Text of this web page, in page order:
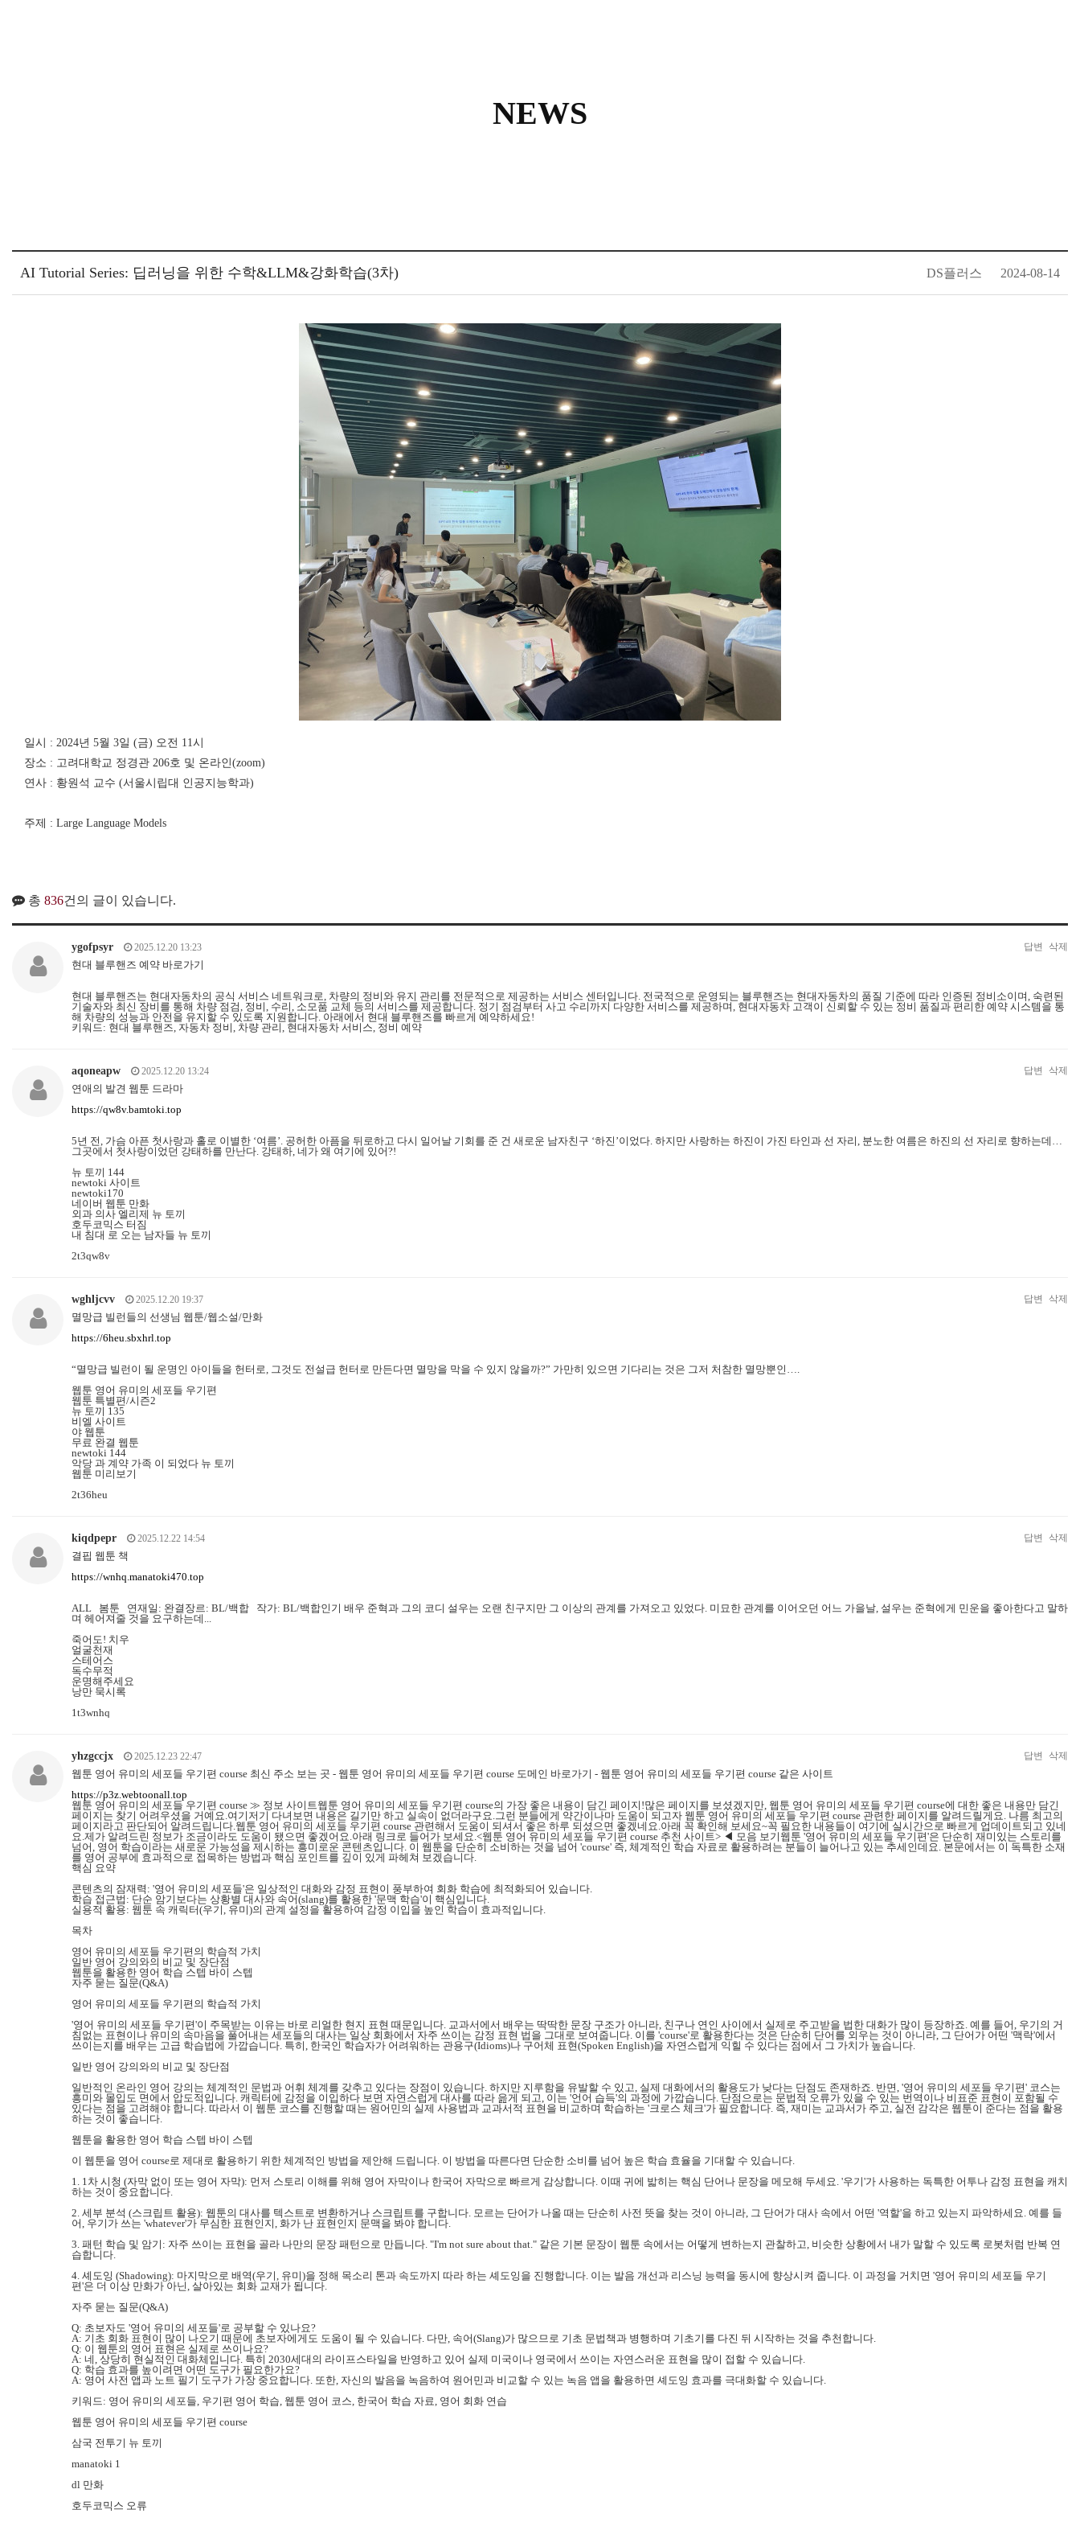
NEWS
AI Tutorial Series: 딥러닝을 위한 수학&LLM&강화학습(3차) DS플러스 2024-08-14
일시 : 2024년 5월 3일 (금) 오전 11시
장소 : 고려대학교 정경관 206호 및 온라인(zoom)
연사 : 황원석 교수 (서울시립대 인공지능학과)
주제 : Large Language Models
총 836건의 글이 있습니다.
ygofpsyr 2025.12.20 13:23 답변 삭제
현대 블루핸즈 예약 바로가기
현대 블루핸즈는 현대자동차의 공식 서비스 네트워크로, 차량의 정비와 유지 관리를 전문적으로 제공하는 서비스 센터입니다. 전국적으로 운영되는 블루핸즈는 현대자동차의 품질 기준에 따라 인증된 정비소이며, 숙련된
기술자와 최신 장비를 통해 차량 점검, 정비, 수리, 소모품 교체 등의 서비스를 제공합니다. 정기 점검부터 사고 수리까지 다양한 서비스를 제공하며, 현대자동차 고객이 신뢰할 수 있는 정비 품질과 편리한 예약 시스템을 통
해 차량의 성능과 안전을 유지할 수 있도록 지원합니다. 아래에서 현대 블루핸즈를 빠르게 예약하세요!
키워드: 현대 블루핸즈, 자동차 정비, 차량 관리, 현대자동차 서비스, 정비 예약
aqoneapw 2025.12.20 13:24 답변 삭제
연애의 발견 웹툰 드라마
https://qw8v.bamtoki.top
5년 전, 가슴 아픈 첫사랑과 홀로 이별한 ‘여름’. 공허한 아픔을 뒤로하고 다시 일어날 기회를 준 건 새로운 남자친구 ‘하진’이었다. 하지만 사랑하는 하진이 가진 타인과 선 자리, 분노한 여름은 하진의 선 자리로 향하는데…
그곳에서 첫사랑이었던 강태하를 만난다. 강태하, 네가 왜 여기에 있어?!
뉴 토끼 144
newtoki 사이트
newtoki170
네이버 웹툰 만화
외과 의사 엘리제 뉴 토끼
호두코믹스 터짐
내 침대 로 오는 남자들 뉴 토끼
2t3qw8v
wghljcvv 2025.12.20 19:37 답변 삭제
멸망급 빌런들의 선생님 웹툰/웹소설/만화
https://6heu.sbxhrl.top
“멸망급 빌런이 될 운명인 아이들을 헌터로, 그것도 전설급 헌터로 만든다면 멸망을 막을 수 있지 않을까?” 가만히 있으면 기다리는 것은 그저 처참한 멸망뿐인….
웹툰 영어 유미의 세포들 우기편
웹툰 특별편/시즌2
뉴 토끼 135
비엘 사이트
야 웹툰
무료 완결 웹툰
newtoki 144
악당 과 계약 가족 이 되었다 뉴 토끼
웹툰 미리보기
2t36heu
kiqdpepr 2025.12.22 14:54 답변 삭제
결핍 웹툰 책
https://wnhq.manatoki470.top
ALL 봄툰 연재일: 완결장르: BL/백합 작가: BL/백합인기 배우 준혁과 그의 코디 설우는 오랜 친구지만 그 이상의 관계를 가져오고 있었다. 미묘한 관계를 이어오던 어느 가을날, 설우는 준혁에게 민운을 좋아한다고 말하
며 헤어져줄 것을 요구하는데...
죽어도! 치우
얼굴천재
스테어스
독수무적
운명해주세요
낭만 묵시록
1t3wnhq
yhzgccjx 2025.12.23 22:47 답변 삭제
웹툰 영어 유미의 세포들 우기편 course 최신 주소 보는 곳 - 웹툰 영어 유미의 세포들 우기편 course 도메인 바로가기 - 웹툰 영어 유미의 세포들 우기편 course 같은 사이트
https://p3z.webtoonall.top
웹툰 영어 유미의 세포들 우기편 course ≫ 정보 사이트웹툰 영어 유미의 세포들 우기편 course의 가장 좋은 내용이 담긴 페이지!많은 페이지를 보셨겠지만, 웹툰 영어 유미의 세포들 우기편 course에 대한 좋은 내용만 담긴
페이지는 찾기 어려우셨을 거예요.여기저기 다녀보면 내용은 길기만 하고 실속이 없더라구요.그런 분들에게 약간이나마 도움이 되고자 웹툰 영어 유미의 세포들 우기편 course 관련한 페이지를 알려드릴게요. 나름 최고의
페이지라고 판단되어 알려드립니다.웹툰 영어 유미의 세포들 우기편 course 관련해서 도움이 되셔서 좋은 하루 되셨으면 좋겠네요.아래 꼭 확인해 보세요~꼭 필요한 내용들이 여기에 실시간으로 빠르게 업데이트되고 있네
요.제가 알려드린 정보가 조금이라도 도움이 됐으면 좋겠어요.아래 링크로 들어가 보세요.<웹툰 영어 유미의 세포들 우기편 course 추천 사이트> ◀ 모음 보기웹툰 '영어 유미의 세포들 우기편'은 단순히 재미있는 스토리를
넘어, 영어 학습이라는 새로운 가능성을 제시하는 흥미로운 콘텐츠입니다. 이 웹툰을 단순히 소비하는 것을 넘어 'course' 즉, 체계적인 학습 자료로 활용하려는 분들이 늘어나고 있는 추세인데요. 본문에서는 이 독특한 소재
를 영어 공부에 효과적으로 접목하는 방법과 핵심 포인트를 깊이 있게 파헤쳐 보겠습니다.
핵심 요약
콘텐츠의 잠재력: '영어 유미의 세포들'은 일상적인 대화와 감정 표현이 풍부하여 회화 학습에 최적화되어 있습니다.
학습 접근법: 단순 암기보다는 상황별 대사와 속어(slang)를 활용한 '문맥 학습'이 핵심입니다.
실용적 활용: 웹툰 속 캐릭터(우기, 유미)의 관계 설정을 활용하여 감정 이입을 높인 학습이 효과적입니다.
목차
영어 유미의 세포들 우기편의 학습적 가치
일반 영어 강의와의 비교 및 장단점
웹툰을 활용한 영어 학습 스텝 바이 스텝
자주 묻는 질문(Q&A)
영어 유미의 세포들 우기편의 학습적 가치
'영어 유미의 세포들 우기편'이 주목받는 이유는 바로 리얼한 현지 표현 때문입니다. 교과서에서 배우는 딱딱한 문장 구조가 아니라, 친구나 연인 사이에서 실제로 주고받을 법한 대화가 많이 등장하죠. 예를 들어, 우기의 거
침없는 표현이나 유미의 속마음을 풀어내는 세포들의 대사는 일상 회화에서 자주 쓰이는 감정 표현 법을 그대로 보여줍니다. 이를 'course'로 활용한다는 것은 단순히 단어를 외우는 것이 아니라, 그 단어가 어떤 '맥락'에서
쓰이는지를 배우는 고급 학습법에 가깝습니다. 특히, 한국인 학습자가 어려워하는 관용구(Idioms)나 구어체 표현(Spoken English)을 자연스럽게 익힐 수 있다는 점에서 그 가치가 높습니다.
일반 영어 강의와의 비교 및 장단점
일반적인 온라인 영어 강의는 체계적인 문법과 어휘 체계를 갖추고 있다는 장점이 있습니다. 하지만 지루함을 유발할 수 있고, 실제 대화에서의 활용도가 낮다는 단점도 존재하죠. 반면, '영어 유미의 세포들 우기편' 코스는
흥미와 몰입도 면에서 압도적입니다. 캐릭터에 감정을 이입하다 보면 자연스럽게 대사를 따라 읊게 되고, 이는 '언어 습득'의 과정에 가깝습니다. 단점으로는 문법적 오류가 있을 수 있는 번역이나 비표준 표현이 포함될 수
있다는 점을 고려해야 합니다. 따라서 이 웹툰 코스를 진행할 때는 원어민의 실제 사용법과 교과서적 표현을 비교하며 학습하는 '크로스 체크'가 필요합니다. 즉, 재미는 교과서가 주고, 실전 감각은 웹툰이 준다는 점을 활용
하는 것이 좋습니다.
웹툰을 활용한 영어 학습 스텝 바이 스텝
이 웹툰을 영어 course로 제대로 활용하기 위한 체계적인 방법을 제안해 드립니다. 이 방법을 따른다면 단순한 소비를 넘어 높은 학습 효율을 기대할 수 있습니다.
1. 1차 시청 (자막 없이 또는 영어 자막): 먼저 스토리 이해를 위해 영어 자막이나 한국어 자막으로 빠르게 감상합니다. 이때 귀에 밟히는 핵심 단어나 문장을 메모해 두세요. '우기'가 사용하는 독특한 어투나 감정 표현을 캐치
하는 것이 중요합니다.
2. 세부 분석 (스크립트 활용): 웹툰의 대사를 텍스트로 변환하거나 스크립트를 구합니다. 모르는 단어가 나올 때는 단순히 사전 뜻을 찾는 것이 아니라, 그 단어가 대사 속에서 어떤 '역할'을 하고 있는지 파악하세요. 예를 들
어, 우기가 쓰는 'whatever'가 무심한 표현인지, 화가 난 표현인지 문맥을 봐야 합니다.
3. 패턴 학습 및 암기: 자주 쓰이는 표현을 골라 나만의 문장 패턴으로 만듭니다. "I'm not sure about that." 같은 기본 문장이 웹툰 속에서는 어떻게 변하는지 관찰하고, 비슷한 상황에서 내가 말할 수 있도록 로봇처럼 반복 연
습합니다.
4. 셰도잉 (Shadowing): 마지막으로 배역(우기, 유미)을 정해 목소리 톤과 속도까지 따라 하는 셰도잉을 진행합니다. 이는 발음 개선과 리스닝 능력을 동시에 향상시켜 줍니다. 이 과정을 거치면 '영어 유미의 세포들 우기
편'은 더 이상 만화가 아닌, 살아있는 회화 교재가 됩니다.
자주 묻는 질문(Q&A)
Q: 초보자도 '영어 유미의 세포들'로 공부할 수 있나요?
A: 기초 회화 표현이 많이 나오기 때문에 초보자에게도 도움이 될 수 있습니다. 다만, 속어(Slang)가 많으므로 기초 문법책과 병행하며 기초기를 다진 뒤 시작하는 것을 추천합니다.
Q: 이 웹툰의 영어 표현은 실제로 쓰이나요?
A: 네, 상당히 현실적인 대화체입니다. 특히 2030세대의 라이프스타일을 반영하고 있어 실제 미국이나 영국에서 쓰이는 자연스러운 표현을 많이 접할 수 있습니다.
Q: 학습 효과를 높이려면 어떤 도구가 필요한가요?
A: 영어 사전 앱과 노트 필기 도구가 가장 중요합니다. 또한, 자신의 발음을 녹음하여 원어민과 비교할 수 있는 녹음 앱을 활용하면 셰도잉 효과를 극대화할 수 있습니다.
키워드: 영어 유미의 세포들, 우기편 영어 학습, 웹툰 영어 코스, 한국어 학습 자료, 영어 회화 연습
웹툰 영어 유미의 세포들 우기편 course
삼국 전투기 뉴 토끼
manatoki 1
dl 만화
호두코믹스 오류